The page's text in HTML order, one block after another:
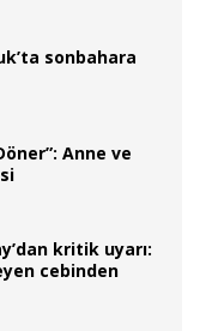
sonbahara
Anne ve
kritik uyarı:
cebinden